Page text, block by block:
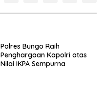
Polres Bungo Raih
Penghargaan Kapolri atas
Nilai IKPA Sempurna